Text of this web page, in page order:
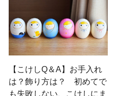
【こけしQ＆A】お手入れ
は？飾り方は？ 初めてで
も失敗しない、こけしにま